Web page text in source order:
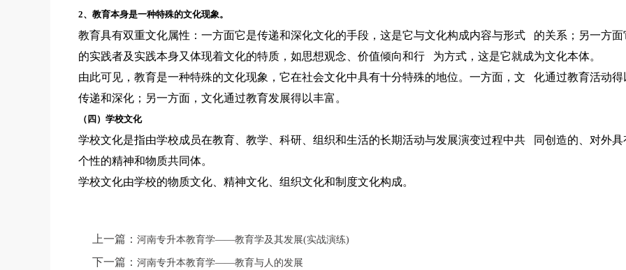
2、教育本身是一种特殊的文化现象。
教育具有双重文化属性：一方面它是传递和深化文化的手段，这是它与文化构成内容与形式 的关系；另一方面
的实践者及实践本身又体现着文化的特质，如思想观念、价值倾向和行 为方式，这是它就成为文化本体。
由此可见，教育是一种特殊的文化现象，它在社会文化中具有十分特殊的地位。一方面，文 化通过教育活动得
传递和深化；另一方面，文化通过教育发展得以丰富。
（四）学校文化
学校文化是指由学校成员在教育、教学、科研、组织和生活的长期活动与发展演变过程中共 同创造的、对外具
个性的精神和物质共同体。
学校文化由学校的物质文化、精神文化、组织文化和制度文化构成。
上一篇： 河南专升本教育学——教育学及其发展(实战演练)
下一篇： 河南专升本教育学——教育与人的发展